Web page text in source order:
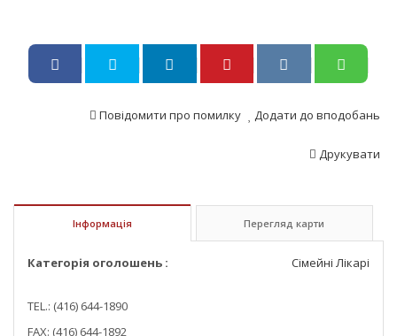
Додати до вподобань
Повідомити про помилку
Друкувати
Інформація Перегляд карти
Категорія оголошень : Сімейні Лікарі
TEL.: (416) 644-1890
FAX: (416) 644-1892